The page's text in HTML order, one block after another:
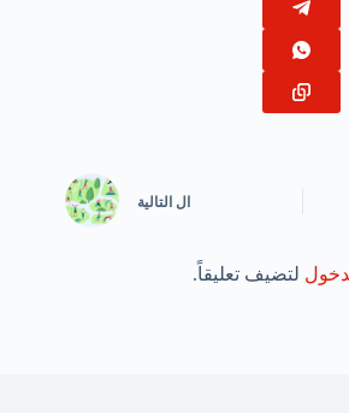
ال التالية
لتضيف تعليقاً.